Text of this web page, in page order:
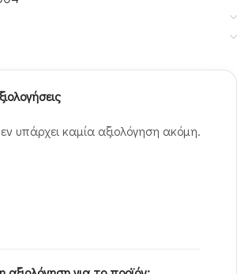
υπάρχει καμία αξιολόγηση ακόμη.